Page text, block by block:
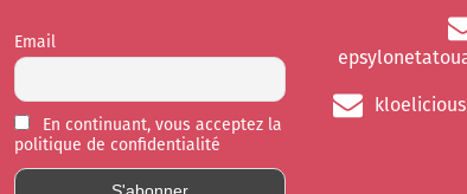
Email
En continuant, vous acceptez la
politique de confidentialité